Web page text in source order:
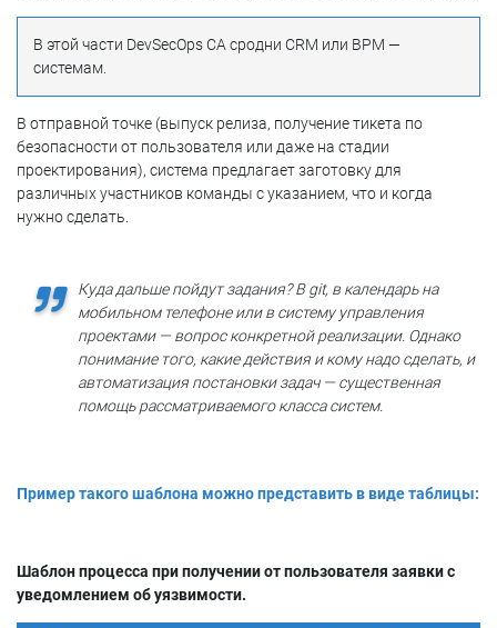
В этой части DevSecOps CA сродни CRM или BPM —
системам.
В отправной точке (выпуск релиза, получение тикета по
безопасности от пользователя или даже на стадии
проектирования), система предлагает заготовку для
различных участников команды с указанием, что и когда
нужно сделать.
Куда дальше пойдут задания? В git, в календарь на
мобильном телефоне или в систему управления
проектами — вопрос конкретной реализации. Однако
понимание того, какие действия и кому надо сделать, и
автоматизация постановки задач — существенная
помощь рассматриваемого класса систем.
Пример такого шаблона можно представить в виде таблицы:
Шаблон процесса при получении от пользователя заявки с
уведомлением об уязвимости.